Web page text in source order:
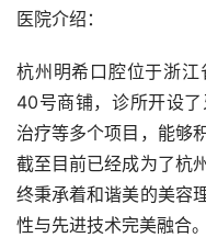
医院介绍：
杭州明希口腔位于浙
40号商铺，诊所开设
治疗等多个项目，能够
截至目前已经成为了杭
终秉承着和谐美的美容
性与先进技术完美融合。